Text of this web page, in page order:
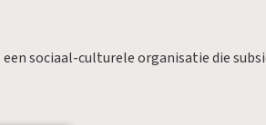
sociaal-culturele organisatie die